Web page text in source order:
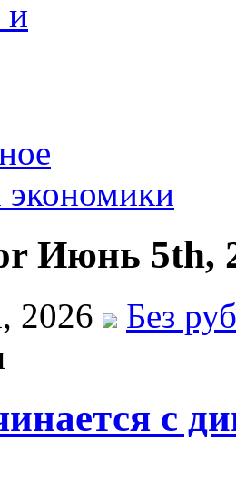
Июнь 5th,
2026
Без
с